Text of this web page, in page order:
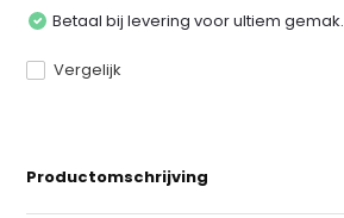
Betaal bij levering voor ultiem gemak.
Vergelijk
Productomschrijving